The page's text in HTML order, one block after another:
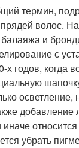
термин,
прядей волос.
и
с
х годов, когда
осветление,
добавление
иначе
убрать